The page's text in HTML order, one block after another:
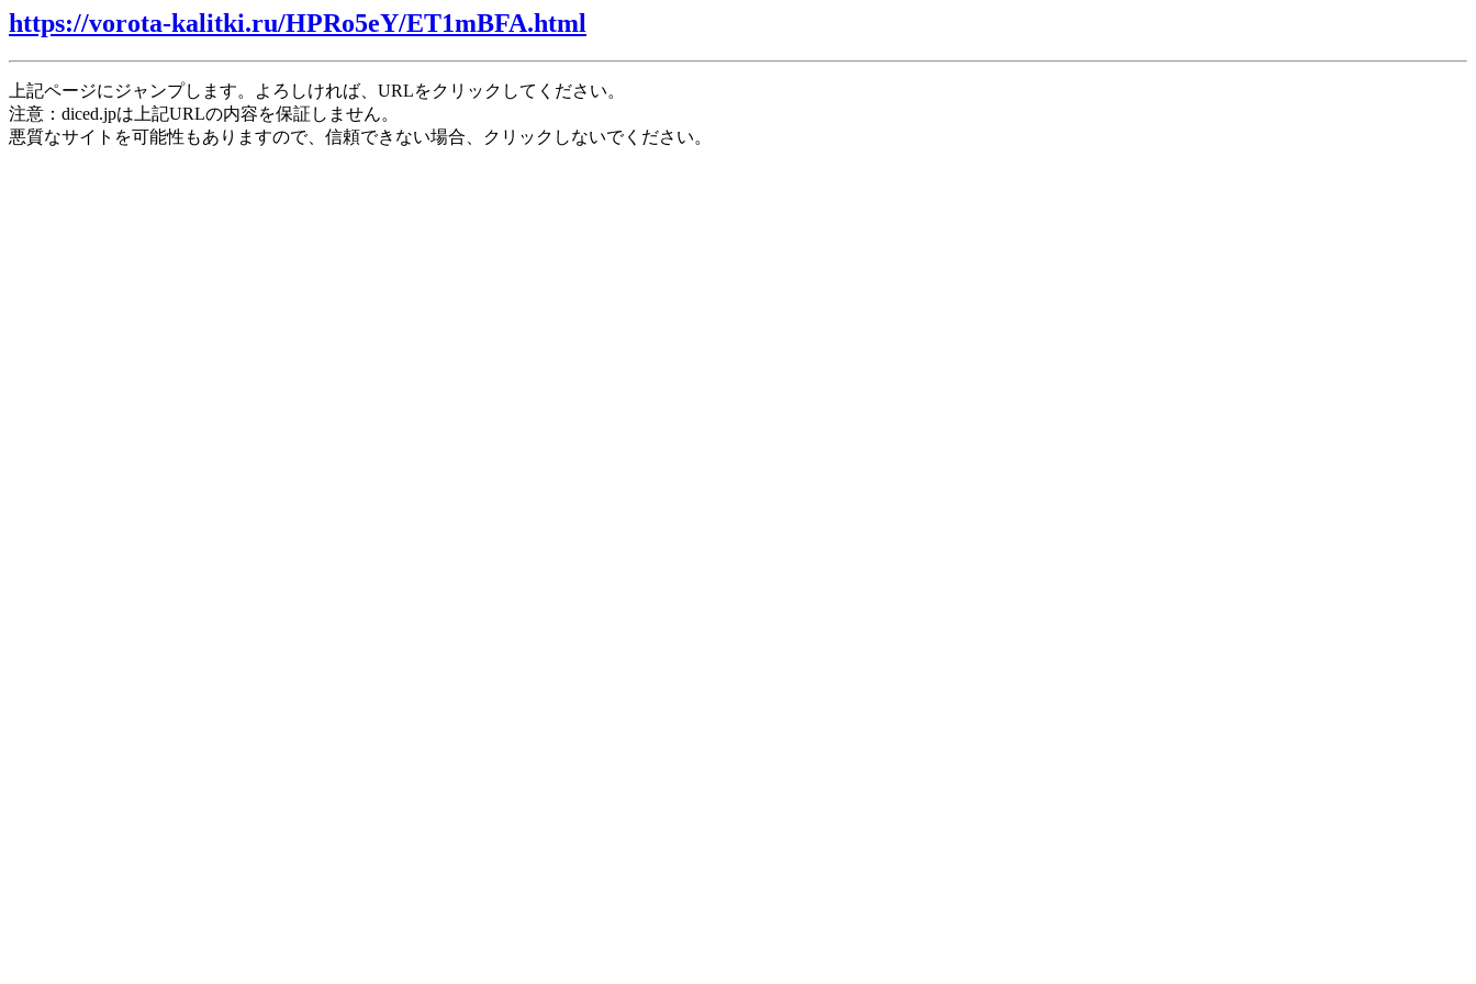
https://vorota-kalitki.ru/HPRo5eY/ET1mBFA.html
上記ページにジャンプします。よろしければ、URLをクリックしてください。
注意：diced.jpは上記URLの内容を保証しません。
悪質なサイトを可能性もありますので、信頼できない場合、クリックしないでください。